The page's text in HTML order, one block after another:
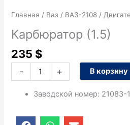
Главная / Ваз / ВАЗ-2108 /
Карбюратор (1.5)
235 $
-
Карбюратор
+ В корзину
Заводской номер: 21083-
F
W
E